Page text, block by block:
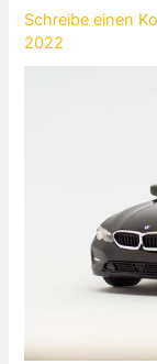
Schreibe einen
2022